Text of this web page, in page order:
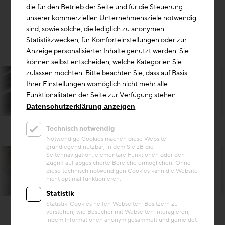
Harald A. Jahn
die für den Betrieb der Seite und für die Steuerung
unserer kommerziellen Unternehmensziele notwendig
sind, sowie solche, die lediglich zu anonymen
Statistikzwecken, für Komforteinstellungen oder zur
Anzeige personalisierter Inhalte genutzt werden. Sie
können selbst entscheiden, welche Kategorien Sie
zulassen möchten. Bitte beachten Sie, dass auf Basis
Ihrer Einstellungen womöglich nicht mehr alle
Funktionalitäten der Seite zur Verfügung stehen.
Datenschutzerklärung anzeigen
Technisch notwendig
Notwendige Cookies machen diese Website
grundlegend nutzbar, in dem Sie zB die
Seitennavigation, elementare Funktionen oder den
Zugriff auf abgesicherte Bereiche ermöglichen. Ohne
diese technisch notwendigen Cookies kann die Website
nicht optimal funktionieren.
Statistik
Statistik-Cookies helfen Webseiten-Besitzern zu
verstehen, wie Besucher mit Webseiten interagieren,
indem Informationen anonym gesammelt und gemeldet